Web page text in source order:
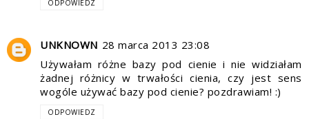
ODPOWIEDZ
UNKNOWN 28 marca 2013 23:08
Używałam różne bazy pod cienie i nie widziałam
żadnej różnicy w trwałości cienia, czy jest sens
wogóle używać bazy pod cienie? pozdrawiam! :)
ODPOWIEDZ